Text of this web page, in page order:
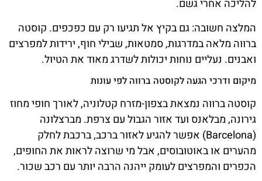
להליכה אחרי גשם.
המלצה חשובה: גם בקיץ אל תגיעו רק עם כפכפים. קוסטה
ברווה מלאה במדרגות, סמטאות, שבילי חוף, ירידות למפרצים
ואבנים. נעליים נוחות יכולות לשדרג מאוד את הטיול.
מיקום ודרכי הגעה לקוסטה ברווה לפי עונות
קוסטה ברווה נמצאת בצפון-מזרח קטלוניה, לאורך חופי מחוז
גירונה, מבלאנס ועד אזור הגבול עם צרפת. מברצלונה
(Barcelona) אפשר להגיע לאזור ברכב, ברכבת לחלק
מהערים או באוטובוסים, אבל מי שרוצה לראות את החופים,
הכפרים והמפרצים לעומק ייהנה הרבה יותר עם רכב שכור.